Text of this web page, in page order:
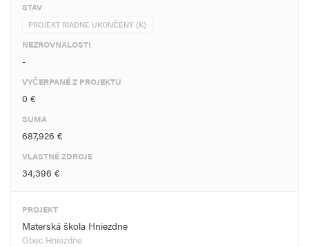
STAV
PROJEKT RIADNE UKONČENÝ (K)
NEZROVNALOSTI
-
VYČERPANÉ Z PROJEKTU
0 €
SUMA
687,926 €
VLASTNÉ ZDROJE
34,396 €
PROJEKT
Materská škola Hniezdne
Obec Hniezdne